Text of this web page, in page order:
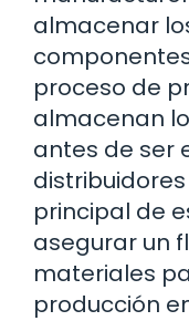
almacenar
proceso de
almacenan
antes de ser
principal de
asegurar un
materiales
producción